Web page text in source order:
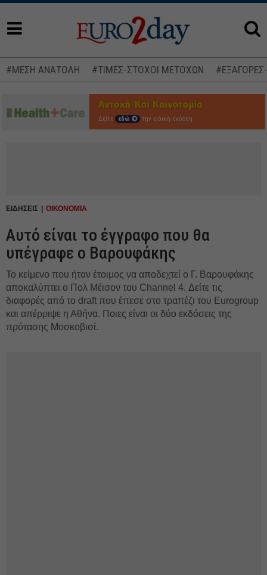
#ΜΕΣΗ ΑΝΑΤΟΛΗ #ΤΙΜΕΣ-ΣΤΟΧΟΙ ΜΕΤΟΧΩΝ
Δείτε εδώ την ειδική έκδοση
ΕΙΔΗΣΕΙΣ ΟΙΚΟΝΟΜΙΑ
Αυτό είναι το έγγραφο που θα
υπέγραφε ο Βαρουφάκης
Το κείμενο που ήταν έτοιμος να αποδεχτεί ο Γ. Βαρουφάκης
αποκαλύπτει ο Πολ Μέισον του Channel 4. Δείτε τις
διαφορές από το draft που έπεσε στο τραπέζι του Eurogroup
και απέρριψε η Αθήνα. Ποιες είναι οι δύο εκδόσεις της
πρότασης Μοσκοβισί.